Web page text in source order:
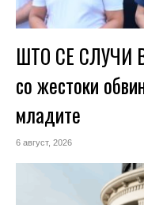
ШТО СЕ СЛУЧИ
со жестоки
младите
6 август, 2026